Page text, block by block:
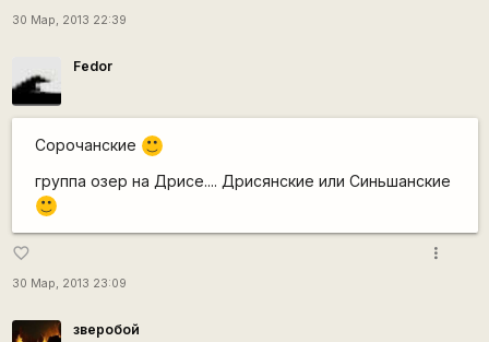
30 Мар, 2013 22:39
Fedor
Сорочанские
:)
группа озер на Дрисе.... Дрисянские или Синьшанские
:)
favorite_border
30 Мар, 2013 23:09
more_vert
зверобой